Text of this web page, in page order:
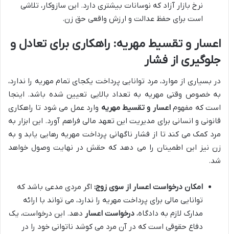
نرخ بازار آزاد که نوسانات بیشتری دارد. این سازوکار، تلاشی
است برای حفظ عدالت و ارزش واقعی حق زن.
اعسار و تقسیط مهریه: راهکاری برای تعادل و
جلوگیری از فشار
در بسیاری از موارد، مرد توانایی پرداخت یکجای تمام مهریه را ندارد،
به خصوص وقتی مهریه به تعداد بالایی تعیین شده باشد. اینجا
است که مفهوماعسار و تقسیط مهریه وارد عمل می شود تا راهکاری
قانونی و انسانی برای مدیریت این تعهد مالی فراهم آورد. این ابزار به
مرد کمک می کند تا از فشار ناگهانی پرداخت مهریه رهایی یابد و به
زن نیز این اطمینان را می دهد که حقش در نهایت وصول خواهد
شد.
امکان درخواست اعسار از سوی زوج: اگر مردی مدعی باشد که
توانایی مالی برای پرداخت مهریه را ندارد، می تواند با ارائه
مدارک لازم به دادگاه، درخواست اعسار دهد. این درخواست، یک
دفاع حقوقی است که در آن مرد می کوشد ناتوانی خود را در